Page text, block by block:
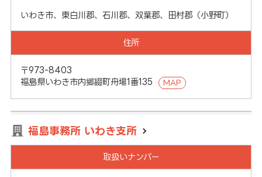
いわき市、東白川郡、石川郡、双葉郡、田村郡（小野町）
住所
〒973-8403
福島県いわき市内郷綴町舟場1番135
MAP
福島事務所 いわき支所
取扱いナンバー